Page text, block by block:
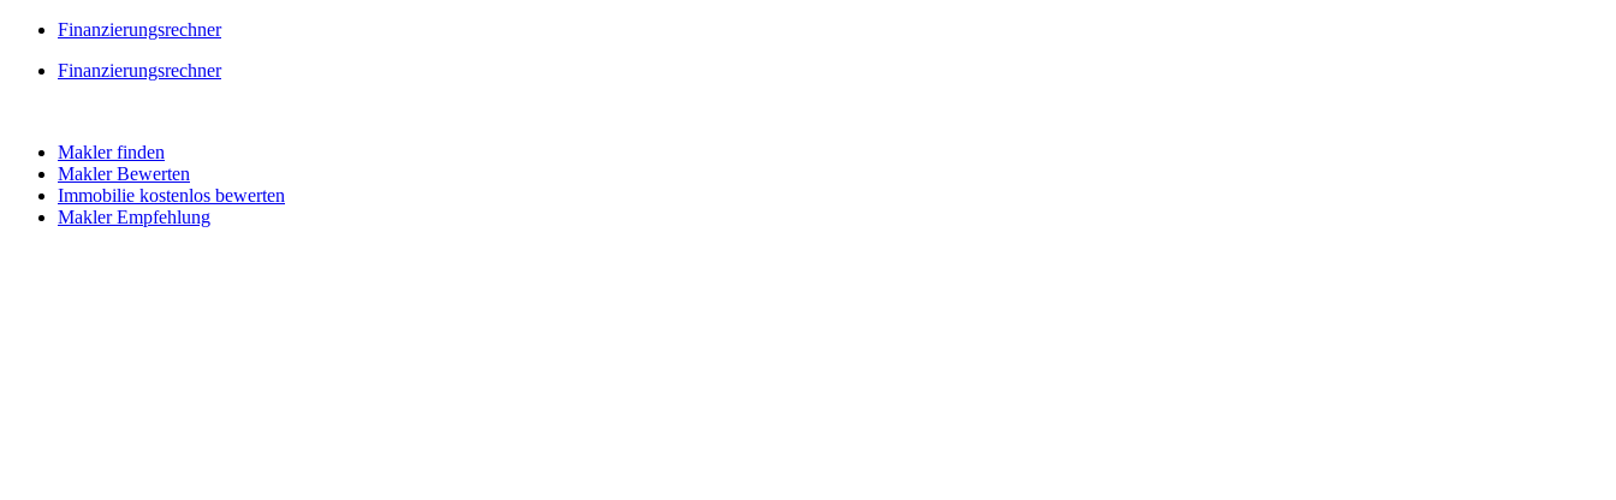
Skip
content
Finanzierungsrechner
Finanzierungsrechner
Makler finden
Makler Bewerten
Immobilie kostenlos bewerten
Makler Empfehlung